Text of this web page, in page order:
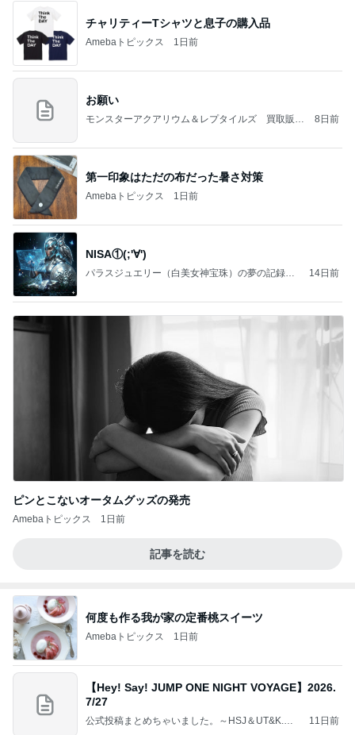
チャリティーTシャツと息子の購入品
Amebaトピックス 1日前
お願い
モンスターアクアリウム＆レプタイルズ 買取販売
8日前
第一印象はただの布だった暑さ対策
Amebaトピックス 1日前
NISA①(;'∀')
パラスジュエリー（白美女神宝珠）の夢の記録
14日前
ピンとこないオータムグッズの発売
Amebaトピックス 1日前
記事を読む
何度も作る我が家の定番桃スイーツ
Amebaトピックス 1日前
【Hey! Say! JUMP ONE NIGHT VOYAGE】2026.
7/27
公式投稿まとめちゃいました。～HSJ＆UT&K.O.
11日前